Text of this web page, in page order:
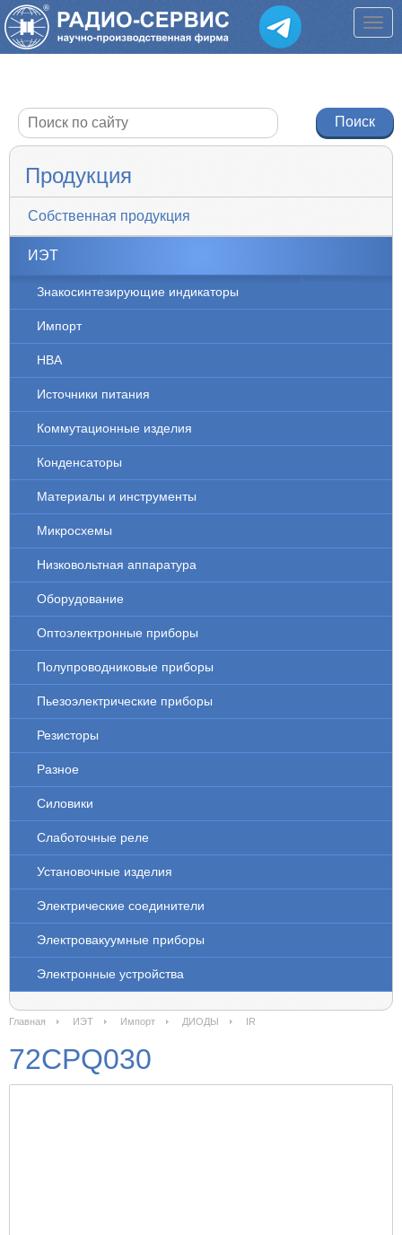
Продукция
Собственная продукция
ИЭТ
Знакосинтезирующие индикаторы
Импорт
НВА
Источники питания
Коммутационные изделия
Конденсаторы
Материалы и инструменты
Микросхемы
Низковольтная аппаратура
Оборудование
Оптоэлектронные приборы
Полупроводниковые приборы
Пьезоэлектрические приборы
Резисторы
Разное
Силовики
Слаботочные реле
Установочные изделия
Электрические соединители
Электровакуумные приборы
Электронные устройства
Главная ИЭТ Импорт ДИОДЫ IR
72CPQ030